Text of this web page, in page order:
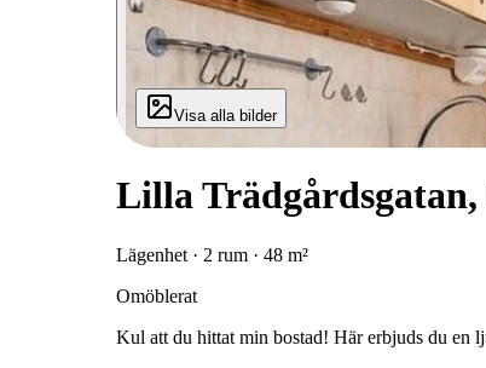
Visa alla bilder
Lilla
Lägenhet · 2 rum · 48 m²
Omöblerat
Kul att du hittat min bostad! Här erbjuds du en